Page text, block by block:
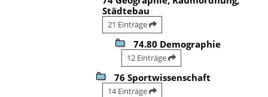
Städtebau
21 Einträge
74.80 Demographie
12 Einträge
76 Sportwissenschaft
14 Einträge